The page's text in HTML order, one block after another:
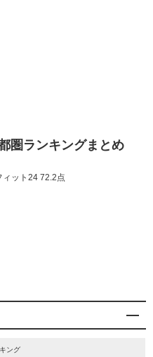
圏ランキングまとめ
ット24 72.2点
ング